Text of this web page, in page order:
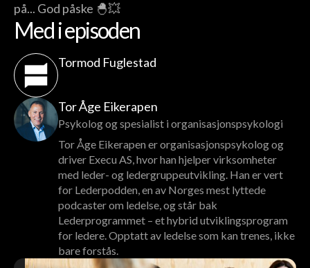
på... God påske 🐣💥
Med i episoden
Tormod Fuglestad
Tor Åge Eikerapen
Psykolog og spesialist i organisasjonspsykologi
Tor Åge Eikerapen er organisasjonspsykolog og
driver Execu AS, hvor han hjelper virksomheter
med leder- og ledergruppeutvikling. Han er vert
for Lederpodden, en av Norges mest lyttede
podcaster om ledelse, og står bak
Lederprogrammet – et hybrid utviklingsprogram
for ledere. Opptatt av ledelse som kan trenes, ikke
bare forstås.